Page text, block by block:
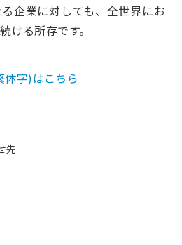
企業に対しても、全世界にお
ける所存です。
体字)はこちら
先